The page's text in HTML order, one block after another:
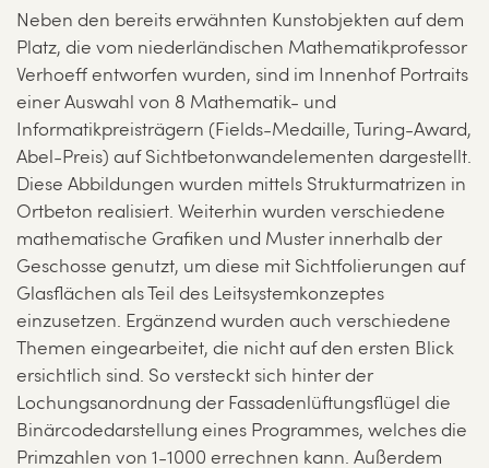
Neben den bereits erwähnten Kunstobjekten auf dem
Platz, die vom niederländischen Mathematikprofessor
Verhoeff entworfen wurden, sind im Innenhof Portraits
einer Auswahl von 8 Mathematik- und
Informatikpreisträgern (Fields-Medaille, Turing-Award,
Abel-Preis) auf Sichtbetonwandelementen dargestellt.
Diese Abbildungen wurden mittels Strukturmatrizen in
Ortbeton realisiert. Weiterhin wurden verschiedene
mathematische Grafiken und Muster innerhalb der
Geschosse genutzt, um diese mit Sichtfolierungen auf
Glasflächen als Teil des Leitsystemkonzeptes
einzusetzen. Ergänzend wurden auch verschiedene
Themen eingearbeitet, die nicht auf den ersten Blick
ersichtlich sind. So versteckt sich hinter der
Lochungsanordnung der Fassadenlüftungsflügel die
Binärcodedarstellung eines Programmes, welches die
Primzahlen von 1-1000 errechnen kann. Außerdem